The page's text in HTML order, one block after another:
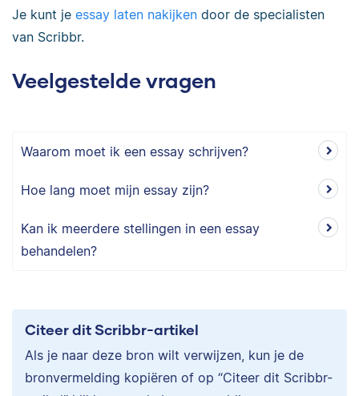
Je kunt je essay laten nakijken door de specialisten
van Scribbr.
Veelgestelde vragen
Waarom moet ik een essay schrijven?
Hoe lang moet mijn essay zijn?
Kan ik meerdere stellingen in een essay
behandelen?
Citeer dit Scribbr-artikel
Als je naar deze bron wilt verwijzen, kun je de
bronvermelding kopiëren of op “Citeer dit Scribbr-